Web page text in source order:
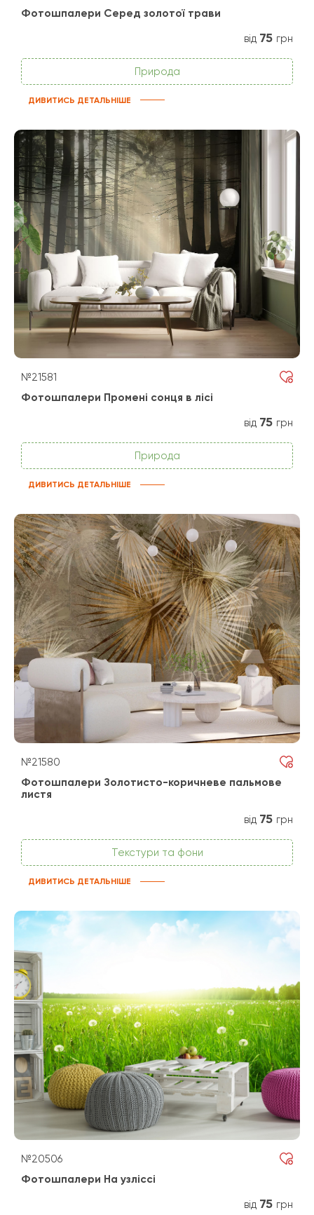
Фотошпалери Серед золотої трави
від 75 грн
Природа
ДИВИТИСЬ ДЕТАЛЬНІШЕ
№21581
Фотошпалери Промені сонця в лісі
від 75 грн
Природа
ДИВИТИСЬ ДЕТАЛЬНІШЕ
№21580
Фотошпалери Золотисто-коричневе пальмове
листя
від 75 грн
Текстури та фони
ДИВИТИСЬ ДЕТАЛЬНІШЕ
№20506
Фотошпалери На узліссі
від 75 грн